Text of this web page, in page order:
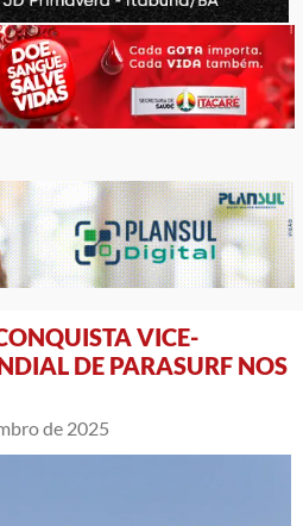
VICE-
DE PARASURF NOS
de 2025